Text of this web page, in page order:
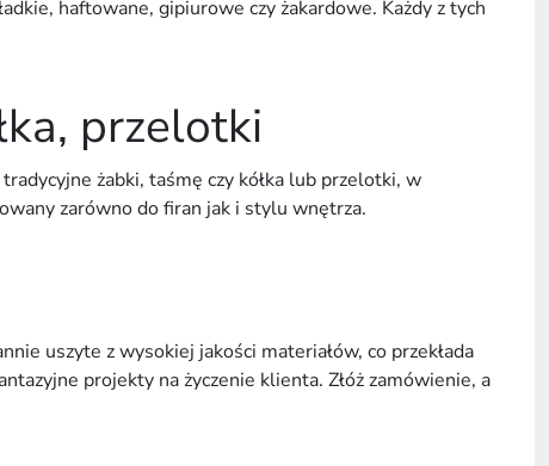
haftowane, gipiurowe czy żakardowe. Każdy z tych
przelotki
żabki, taśmę czy kółka lub przelotki, w
zarówno do firan jak i stylu wnętrza.
uszyte z wysokiej jakości materiałów, co przekłada
projekty na życzenie klienta. Złóż zamówienie, a